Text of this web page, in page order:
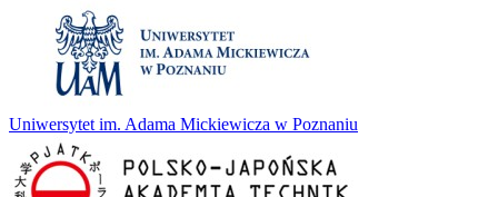
Uniwersytet im. Adama Mickiewicza w Poznaniu